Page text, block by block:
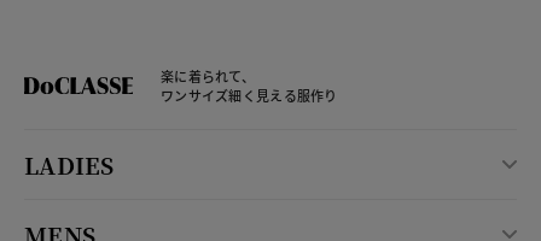
楽に着られて、
ワンサイズ細く見える服作り
LADIES
MENS